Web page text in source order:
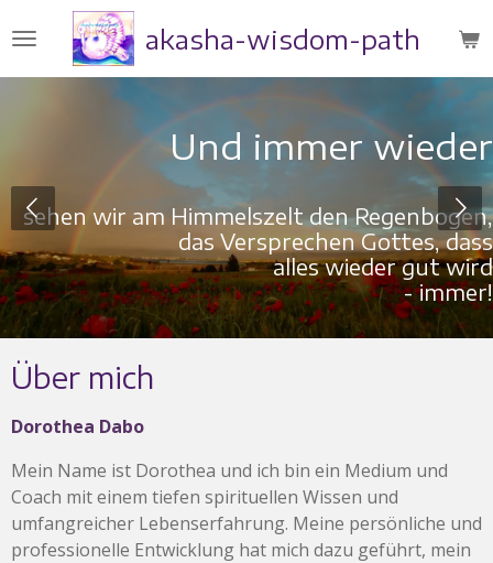
Hauptinhalt
springen
akasha-wisdom-path
Und immer wieder
sehen wir am Himmelszelt den Regenbogen,
das Versprechen Gottes, dass
alles wieder gut wird
- immer!
Über mich
Dorothea Dabo
Mein Name ist Dorothea und ich bin ein Medium und
Coach mit einem tiefen spirituellen Wissen und
umfangreicher Lebenserfahrung. Meine persönliche und
professionelle Entwicklung hat mich dazu geführt, mein